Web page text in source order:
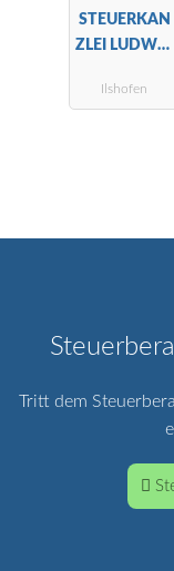
STEUERKAN
ZLEI LUDWIG
Landwirtscha
Ilshofen
Tritt dem